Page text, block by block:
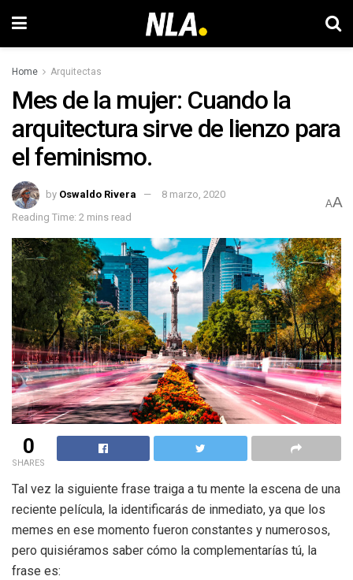
Home Arquitectas
Mes de la mujer: Cuando la
arquitectura sirve de lienzo para
el feminismo.
by Oswaldo Rivera
8 marzo, 2020
Reading Time: 2 mins read
AA
0
SHARES
Tal vez la siguiente frase traiga a tu mente la escena de una
reciente película, la identificarás de inmediato, ya que los
memes en ese momento fueron constantes y numerosos,
pero quisiéramos saber cómo la complementarías tú, la
frase es: